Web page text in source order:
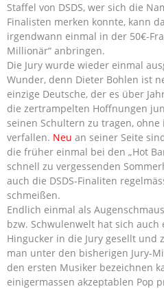
Staffel von DSDS, wer sich die
Finalisten merken konnte, kann
irgendwann einmal in der 50€-
Millionär“ anbringen.
Die Jury wurde wieder einmal
Wunder, denn Dieter Bohlen ist
einzige Deutsche, der es über
die zertrampelten Hoffnungen
seinen Schultern zu tragen, ohne
verfallen. Neu an seiner Seite
die früher einmal bei den „Hot
schnell zu vergessenden
auch die DSDS-Finaliten
schmeißen.
Endlich einmal als
bzw. Schwulenwelt hat sich
Hingucker in die Jury gesellt und
man unter den bisherigen Jury-
den ersten Musiker bezeichnen
einigermassen akzeptablen Pop